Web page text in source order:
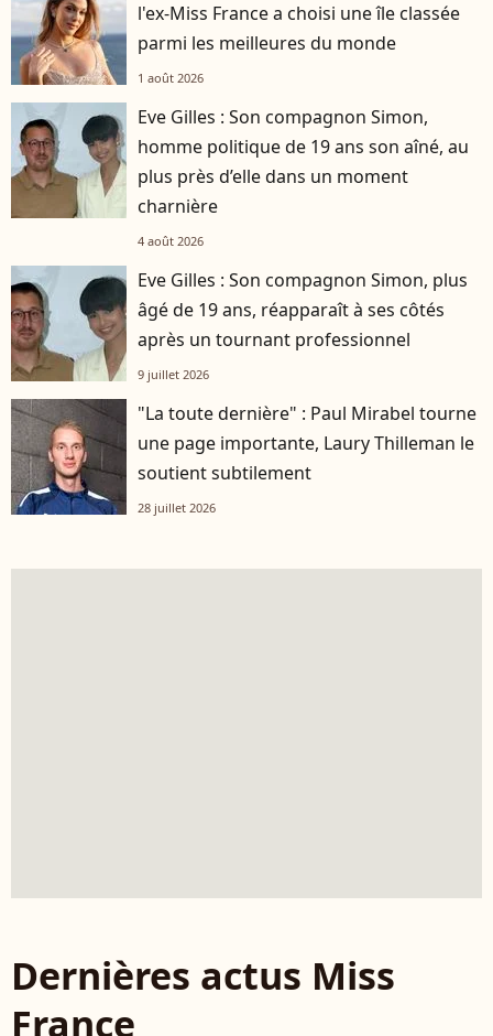
l'ex-Miss France a choisi une île classée
parmi les meilleures du monde
1 août 2026
Eve Gilles : Son compagnon Simon,
homme politique de 19 ans son aîné, au
plus près d’elle dans un moment
charnière
4 août 2026
Eve Gilles : Son compagnon Simon, plus
âgé de 19 ans, réapparaît à ses côtés
après un tournant professionnel
9 juillet 2026
"La toute dernière" : Paul Mirabel tourne
une page importante, Laury Thilleman le
soutient subtilement
28 juillet 2026
Dernières actus Miss
France